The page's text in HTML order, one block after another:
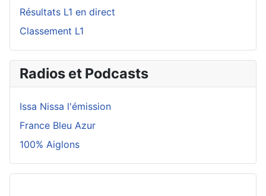
Résultats L1 en direct
Classement L1
Radios et Podcasts
Issa Nissa l'émission
France Bleu Azur
100% Aiglons